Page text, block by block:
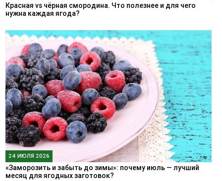
Красная vs чёрная смородина. Что полезнее и для чего
нужна каждая ягода?
24 ИЮЛЯ 2026
«Заморозить и забыть до зимы»: почему июль — лучший
месяц для ягодных заготовок?